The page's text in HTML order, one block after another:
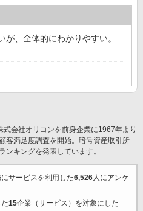
が、全体的にわかりやすい。
式会社オリコンを前身企業に1967年より
客満足度調査を開始。暗号資産取引所
ンキングを発表しています。
サービスを利用した6,526人にアンケ
15企業（サービス）を対象にした